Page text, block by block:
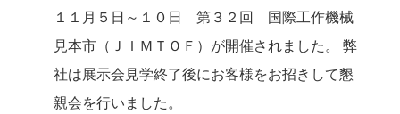
１１月５日～１０日 第３２回 国際工作機械
見本市（ＪＩＭＴＯＦ）が開催されました。 弊
社は展示会見学終了後にお客様をお招きして懇
親会を行いました。